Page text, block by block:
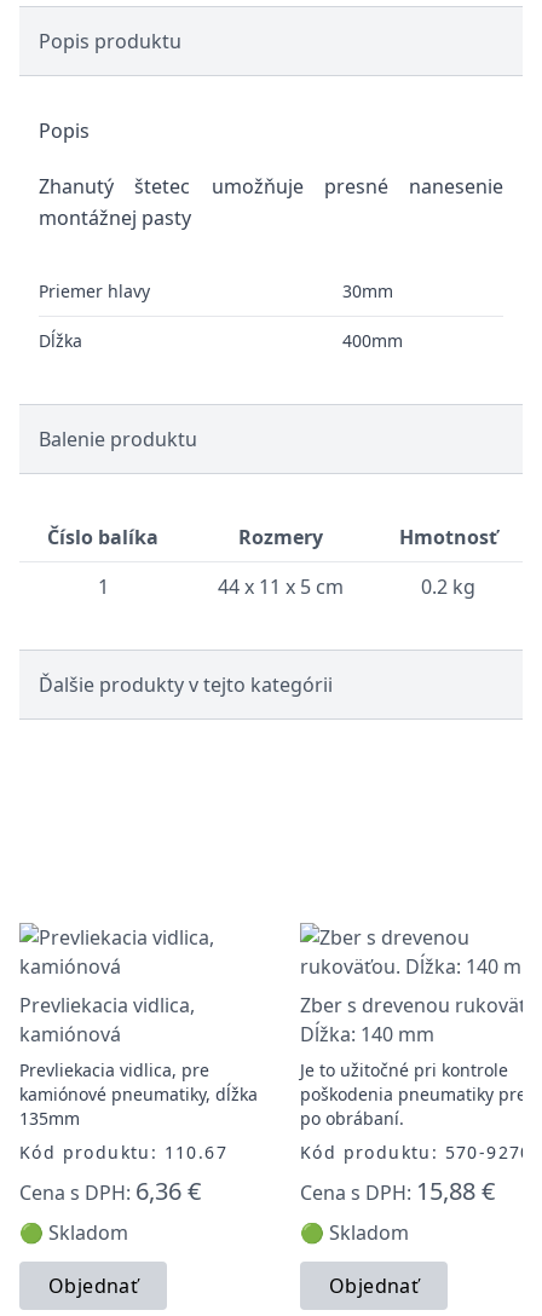
Popis produktu
Popis
Zhanutý štetec umožňuje presné nanesenie
montážnej pasty
Priemer hlavy 30mm
Dĺžka 400mm
Balenie produktu
Číslo balíka Rozmery
Hmotnosť
1
44 x 11 x 5 cm 0.2 kg
Ďalšie produkty v tejto kategórii
Prevliekacia vidlica,
kamiónová
Prevliekacia vidlica, pre
kamiónové pneumatiky, dĺžka
135mm
Kód produktu: 110.67
Cena s DPH: 6,36 €
🟢 Skladom
Objednať
Zber s drevenou
Dĺžka: 140 mm
Je to užitočné pri kontrole
poškodenia pneumatiky pred
po obrábaní.
Kód produktu: 570-9270
Cena s DPH: 15,88 €
🟢 Skladom
Objednať